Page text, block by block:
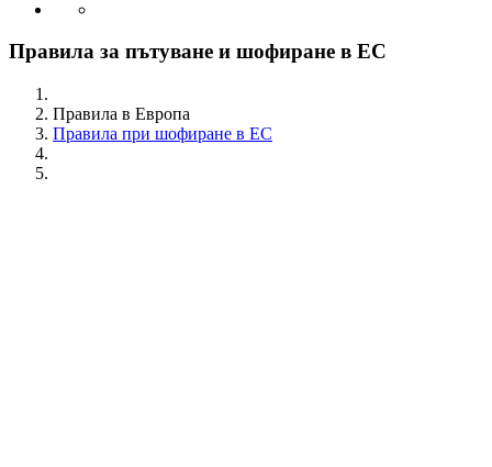
Правила за пътуване и шофиране в ЕС
Правила в Европа
Правила при шофиране в ЕС